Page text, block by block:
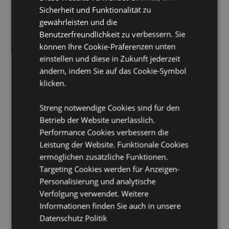
aufgeführten Länder vollständig lizenziert. Wenn Sie
sich außerhalb dieser Gebiete befinden, versuchen
Sie bitte nicht, dieses Produkt zu kaufen. Andernfalls
wird es aus Ihrer Bestellung entfernt. Für weitere
Informationen wenden Sie sich bitte an unseren
Kundenservice.
Lizenzierte Gebiete: Åland-Inseln, Albanien,
Armenien, Österreich, Aserbaidschan, Azoren
Inseln (Spanien), Ceuta und Melilla, Korsika
(Frankreich), Kroatien, Zypern, Tschechische Republik,
Dänemark, Estland, Finnland (Festland), Frankreich
(Festland), Französisch-Guayana, Georgien,
Deutschland, Gibraltar, Griechenland, Guadeloupe,
Guernsey (Kanalinseln), Heiliger Stuhl (Vatikanstadt),
Ungarn, Island, Isle of Man (Vereinigtes Königreich),
Italien (Festland), Jersey (Kanalinseln), Kasachstan,
Kirgisistan, Lettland, Liechtenstein, Litauen, Luxemburg,
Nordmazedonien, Madeira (Portugal), Malta,
Martinique, Mayotte, Moldawien, Monaco,
Montenegro, Niederlande, Norwegen, Polen, Portugal
Sicherheit und Funktionalität zu
gewährleisten und die
Benutzerfreundlichkeit zu verbessern. Sie
können Ihre Cookie-Präferenzen unten
einstellen und diese in Zukunft jederzeit
ändern, indem Sie auf das Cookie-Symbol
klicken.
Streng notwendige Cookies sind für den
Betrieb der Website unerlässlich.
Performance Cookies verbessern die
Leistung der Website. Funktionale Cookies
ermöglichen zusätzliche Funktionen.
Targeting Cookies werden für Anzeigen-
Personalisierung und analytische
Verfolgung verwendet. Weitere
Informationen finden Sie auch in unsere
Datenschutz Politik